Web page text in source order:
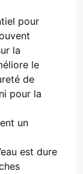
pour
la
le
de
pour la
un
est dure